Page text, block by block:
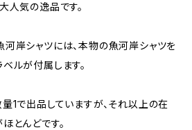
人気の逸品です。
岸シャツには、本物の魚河岸シャツを
ルが付属します。
1で出品していますが、それ以上の在
とんどです。